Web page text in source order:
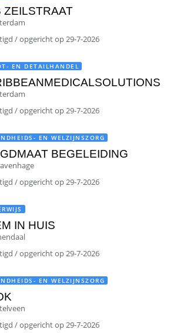
ZEILSTRAAT
/ opgericht op 29-7-2026
EN DETAILHANDEL
/ opgericht op 29-7-2026
EN WELZIJNSZORG
BEGELEIDING
/ opgericht op 29-7-2026
IN HUIS
/ opgericht op 29-7-2026
EN WELZIJNSZORG
/ opgericht op 29-7-2026